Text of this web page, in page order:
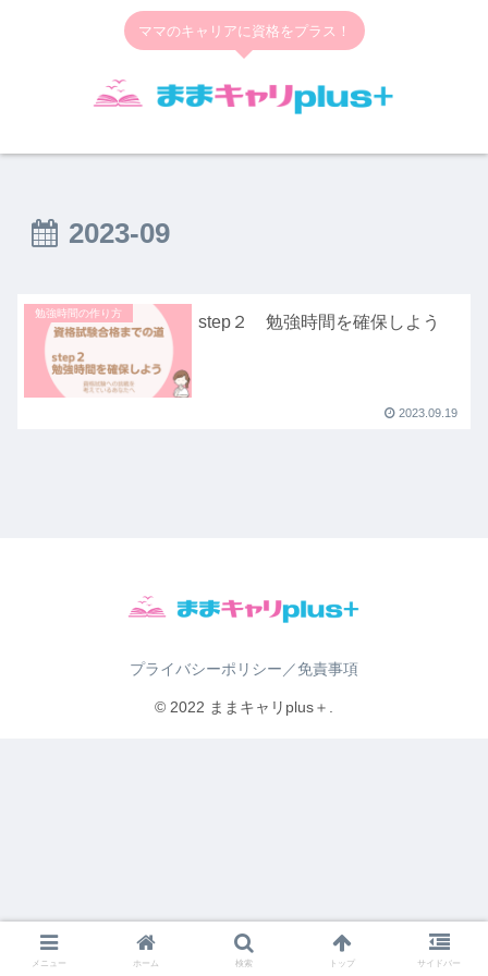
ママのキャリアに資格をプラス！
2023-09
勉強時間の作り方 step２ 勉強時間を確保しよう
2023.09.19
プライバシーポリシー／免責事項
© 2022 ままキャリplus＋.
メニュー ホーム 検索 トップ サイドバー